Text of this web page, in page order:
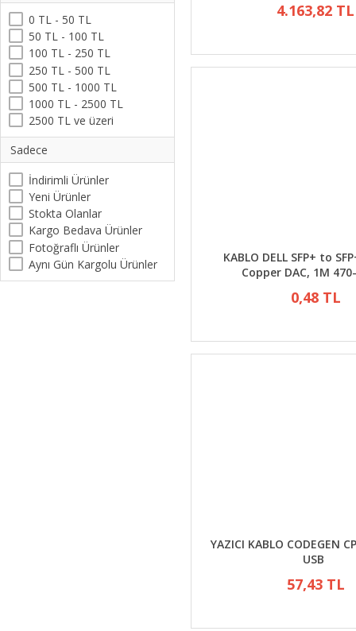
0 TL - 50 TL
50 TL - 100 TL
100 TL - 250 TL
250 TL - 500 TL
500 TL - 1000 TL
1000 TL - 2500 TL
2500 TL ve üzeri
Sadece
İndirimli Ürünler
Yeni Ürünler
Stokta Olanlar
Kargo Bedava Ürünler
Fotoğraflı Ürünler
Aynı Gün Kargolu Ürünler
4.163,82 TL
KABLO DELL SFP+ to
Copper DAC, 1M
0,48 TL
YAZICI KABLO CODEGEN
USB
57,43 TL